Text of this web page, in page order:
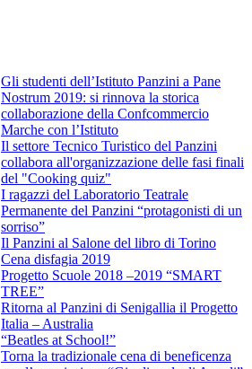
Gli studenti dell’Istituto Panzini a Pane
Nostrum 2019: si rinnova la storica
collaborazione della Confcommercio
Marche con l’Istituto
Il settore Tecnico Turistico del Panzini
collabora all'organizzazione delle fasi finali
del "Cooking quiz"
I ragazzi del Laboratorio Teatrale
Permanente del Panzini “protagonisti di un
sorriso”
Il Panzini al Salone del libro di Torino
Cena disfagia 2019
Progetto Scuole 2018 –2019 “SMART
TREE”
Ritorna al Panzini di Senigallia il Progetto
Italia – Australia
“Beatles at School!”
Torna la tradizionale cena di beneficenza